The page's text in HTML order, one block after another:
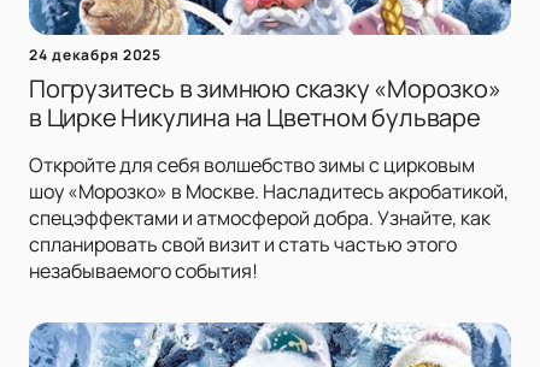
24 декабря 2025
Погрузитесь в зимнюю сказку «Морозко»
в Цирке Никулина на Цветном бульваре
Откройте для себя волшебство зимы с цирковым
шоу «Морозко» в Москве. Насладитесь акробатикой,
спецэффектами и атмосферой добра. Узнайте, как
спланировать свой визит и стать частью этого
незабываемого события!